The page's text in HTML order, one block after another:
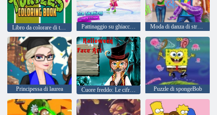
Pattinaggio su ghiaccio Concorrenza Moda di danza di strada
Principessa di laurea Cuore freddo: Le cifre sulla faccia di Anna per Halloween Puzzle di spongeBob